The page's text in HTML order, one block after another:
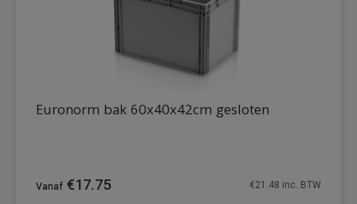
Euronorm bak 60x40x42cm gesloten
€17.75 €21.48 inc. BTW